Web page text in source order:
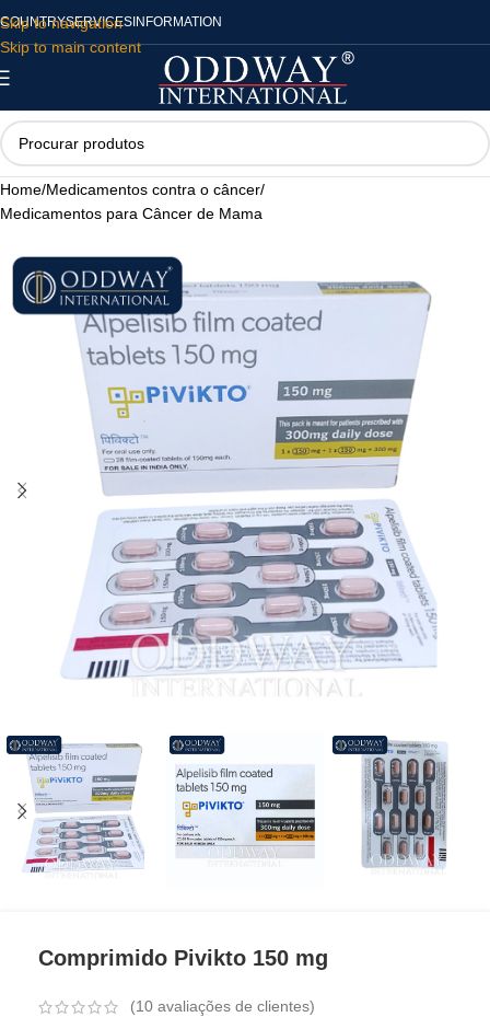
Skip to navigation
Skip to main content
COUNTRYSERVICES INFORMATION
Home/Medicamentos contra o câncer/
Medicamentos para Câncer de Mama
Comprimido Pivikto 150 mg
(10 avaliações de clientes)